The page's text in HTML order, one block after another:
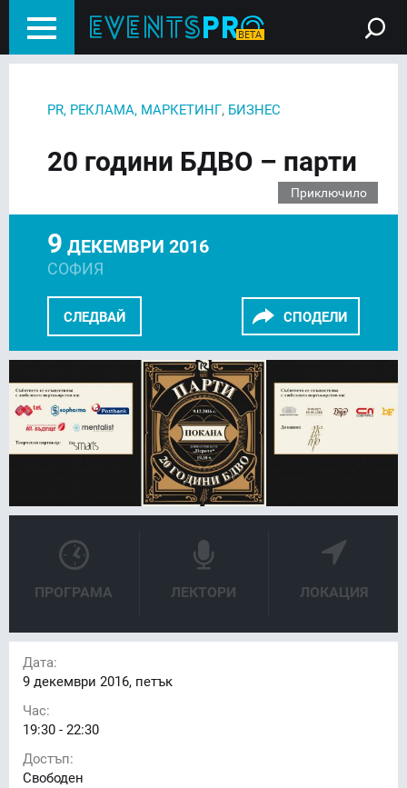
PR, РЕКЛАМА, МАРКЕТИНГ, БИЗНЕС
20 години БДВО – парти
Приключило
СЛЕДВАЙ СПОДЕЛИ
9 ДЕКЕМВРИ 2016
СОФИЯ
LINKEDIN
ПРОГРАМА ЛЕКТОРИ ЛОКАЦИЯ
Дата:
9 декември 2016, петък
Час:
19:30 - 22:30
Достъп:
Свободен